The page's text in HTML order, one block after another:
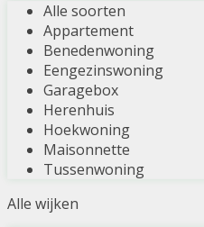
Alle soorten
Appartement
Benedenwoning
Eengezinswoning
Garagebox
Herenhuis
Hoekwoning
Maisonnette
Tussenwoning
Alle wijken